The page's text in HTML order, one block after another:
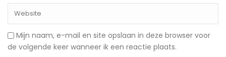
Mijn naam, e-mail en site opslaan in deze browser voor
de volgende keer wanneer ik een reactie plaats.